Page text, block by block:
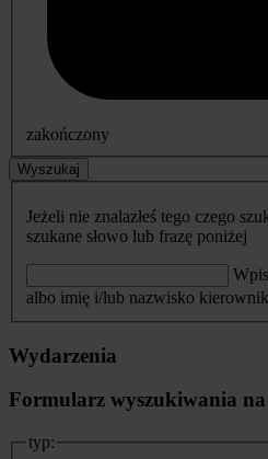
zakończony
Wyszukaj
Jeżeli nie znalazłeś tego czego
szukane słowo lub frazę poniżej
albo imię i/lub nazwisko
Wydarzenia
Formularz wyszukiwania
typ: